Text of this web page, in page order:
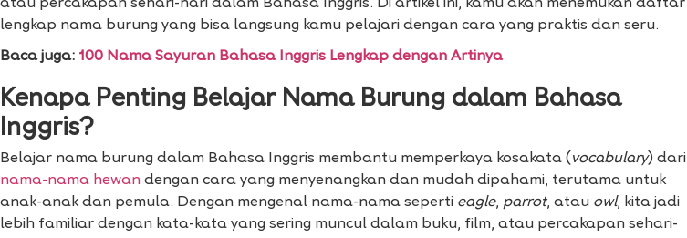
atau percakapan sehari-hari dalam Bahasa Inggris. Di artikel ini, kamu akan menemukan daftar
lengkap nama burung yang bisa langsung kamu pelajari dengan cara yang praktis dan seru.
Baca juga: 100 Nama Sayuran Bahasa Inggris Lengkap dengan Artinya
Kenapa Penting Belajar Nama Burung dalam Bahasa
Inggris?
Belajar nama burung dalam Bahasa Inggris membantu memperkaya kosakata ( vocabulary) dari
nama-nama hewan dengan cara yang menyenangkan dan mudah dipahami, terutama untuk
anak-anak dan pemula. Dengan mengenal nama-nama seperti eagle, parrot, atau owl, kita jadi
lebih familiar dengan kata-kata yang sering muncul dalam buku, film, atau percakapan sehari-